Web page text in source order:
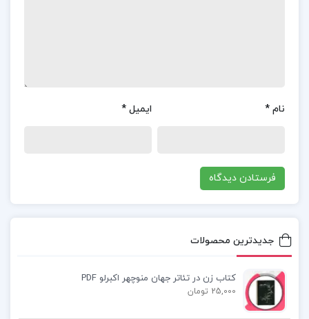
فصل سوم: پایه دوازدهم
زیست مهروماه دهم
مهروماه زیست دوازدهم
زیست جامع مهروماه جلد دوم
نام * ایمیل *
جدیدترین محصولات
کتاب زن در تئاتر جهان منوچهر اکبرلو PDF
25,000 تومان